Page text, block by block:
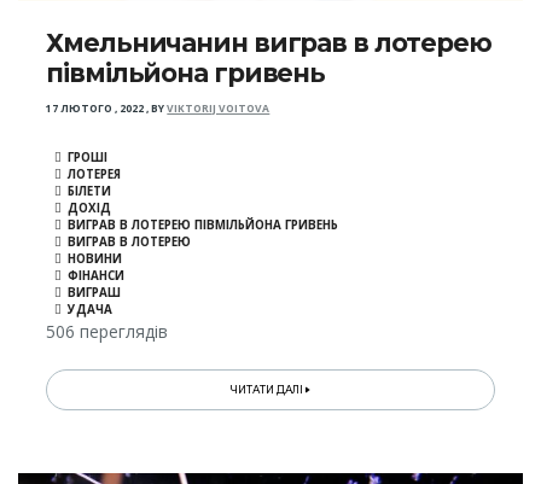
Хмельничанин виграв в лотерею
півмільйона гривень
17 ЛЮТОГО , 2022,BYVIKTORIJ VOITOVA
ГРОШІ
ЛОТЕРЕЯ
БІЛЕТИ
ДОХІД
ВИГРАВ В ЛОТЕРЕЮ ПІВМІЛЬЙОНА ГРИВЕНЬ
ВИГРАВ В ЛОТЕРЕЮ
НОВИНИ
ФІНАНСИ
ВИГРАШ
УДАЧА
506 переглядів
ЧИТАТИ ДАЛІ